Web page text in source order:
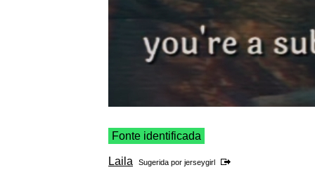
Fonte identificada
Laila Sugerida por jerseygirl